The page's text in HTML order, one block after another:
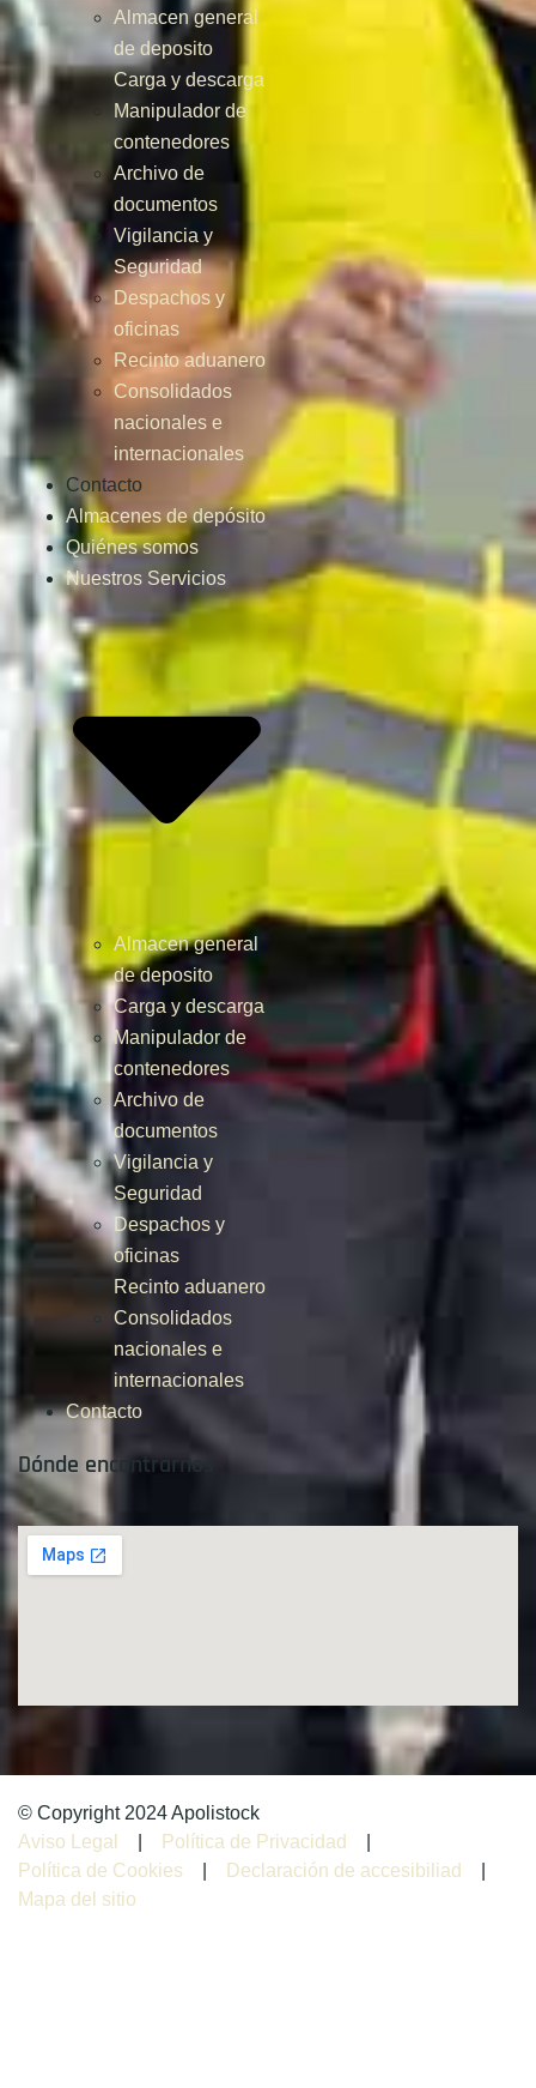
Almacen general
de deposito
Carga y descarga
Manipulador de
contenedores
Archivo de
documentos
Vigilancia y
Seguridad
Despachos y
oficinas
Recinto aduanero
Consolidados
nacionales e
internacionales
Contacto
Almacenes de depósito
Quiénes somos
Nuestros Servicios
Almacen general
de deposito
Carga y descarga
Manipulador de
contenedores
Archivo de
documentos
Vigilancia y
Seguridad
Despachos y
oficinas
Recinto aduanero
Consolidados
nacionales e
internacionales
Contacto
Dónde encontrarnos
© Copyright 2024 Apolistock
Aviso Legal
Política de Privacidad
Política de Cookies
Declaración de accesibiliad
Mapa del sitio